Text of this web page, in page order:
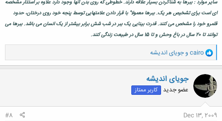
سایر موارد : ببرها به شناکردن بسیار علاقه دارند. خطوطی که روی بدن آنها وجود دارد علاوه بر استتار مشخصه
ای است برای تشخیص هر یک. ببرها معمولا" با قرار دادن علامتهایی توسط پنجه خود روی درختان، حدود
قلمرو خود را مشخص می کنند. قدرت بینایی یک ببر در شب شش برابر بیشتر از یک انسان می باشد. ببرها می
توانند تا 20 سال در باغ وحش و تا 15 سال در طبیعت زندگی کنند.
و
ا
ک
ن
ش
ه
ا
cairo و جویای اندیشه
جویای اندیشه
عضو جدید کاربر ممتاز
Dec 13, 2009
#8